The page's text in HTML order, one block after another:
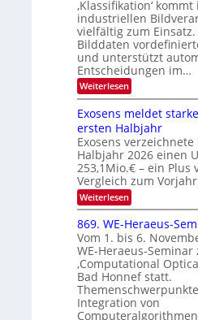
e
c
h
T
a
l
k
s
f
d
e
r
V
I
S
I
O
N
2
0
2
6
g
z
u
E
l
e
k
t
r
o
n
i
k
-
u
n
d
B
i
l
d
‚Klassifikation‘
industriellen
vielfältig zum
Bilddaten
und unterstützt
Entscheidungen im…
Weiterlesen:
W
n
n
d
i
e
K
I
m
i
t
d
e
n
k
t
Exosens meldet
ersten Halbjahr
Exosens
Halbjahr 2026 einen
253,1Mio.€ – ein Plus
Vergleich zum
Weiterlesen:
E
x
o
s
e
n
s
m
e
l
869. WE-Heraeus-
Vom 1. bis 6.
WE-Heraeus-Seminar
‚Computational
Bad Honnef statt.
Integration von